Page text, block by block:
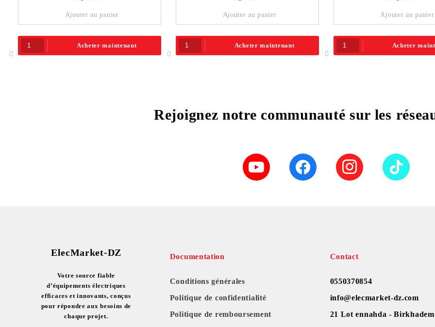
Ajouter au panier
Acheter maintenant
Ajouter au panier
Acheter maintenant
Ajouter au panier
Acheter
Rejoignez notre communauté sur les
ElecMarket-DZ
Votre source fiable
d’équipements électriques
efficaces et innovants, conçus
pour répondre aux besoins de
chaque projet.
Documentation
Conditions générales
Politique de confidentialité
Politique de remboursement
Contact
0550370854
info@elecmarket-dz.com
21 Lot ennahda -